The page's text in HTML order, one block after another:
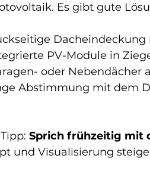
Es gibt gute
PV-Module in
oder Nebendächer
Abstimmung mit dem
Sprich frühzeitig mit
und Visualisierung